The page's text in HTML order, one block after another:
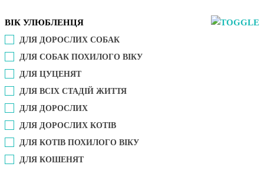
ВІК УЛЮБЛЕНЦЯ
ДЛЯ ДОРОСЛИХ СОБАК
ДЛЯ СОБАК ПОХИЛОГО ВІКУ
ДЛЯ ЦУЦЕНЯТ
ДЛЯ ВСІХ СТАДІЙ ЖИТТЯ
ДЛЯ ДОРОСЛИХ
ДЛЯ ДОРОСЛИХ КОТІВ
ДЛЯ КОТІВ ПОХИЛОГО ВІКУ
ДЛЯ КОШЕНЯТ